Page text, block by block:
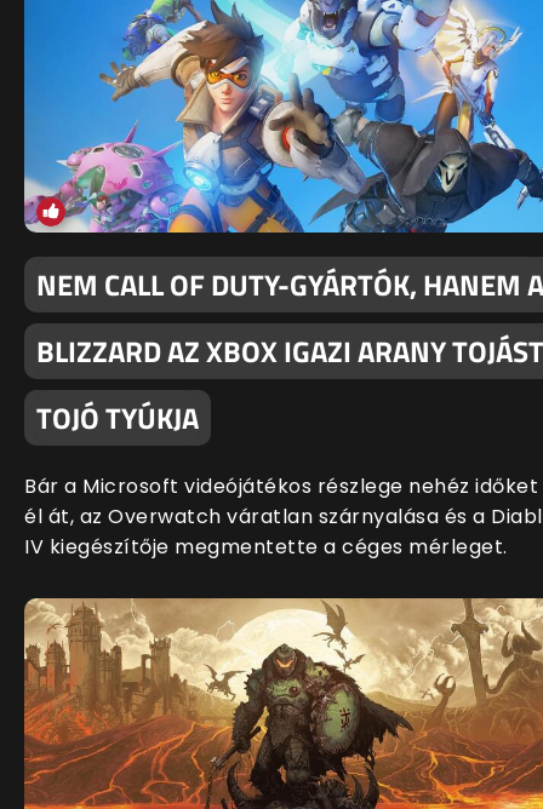
NEM CALL OF DUTY-GYÁRTÓK, HANEM A
BLIZZARD AZ XBOX IGAZI ARANY TOJÁST
TOJÓ TYÚKJA
Bár a Microsoft videójátékos részlege nehéz időket
él át, az Overwatch váratlan szárnyalása és a
IV kiegészítője megmentette a céges mérleget.